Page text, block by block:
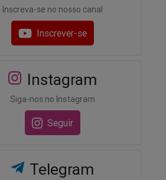
Inscreva-se no nosso canal
Inscrever-se
Instagram
Siga-nos no Instagram
Seguir
Telegram